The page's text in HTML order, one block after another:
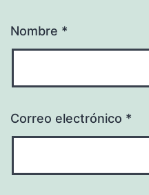
Nombre *
Correo electrónico *